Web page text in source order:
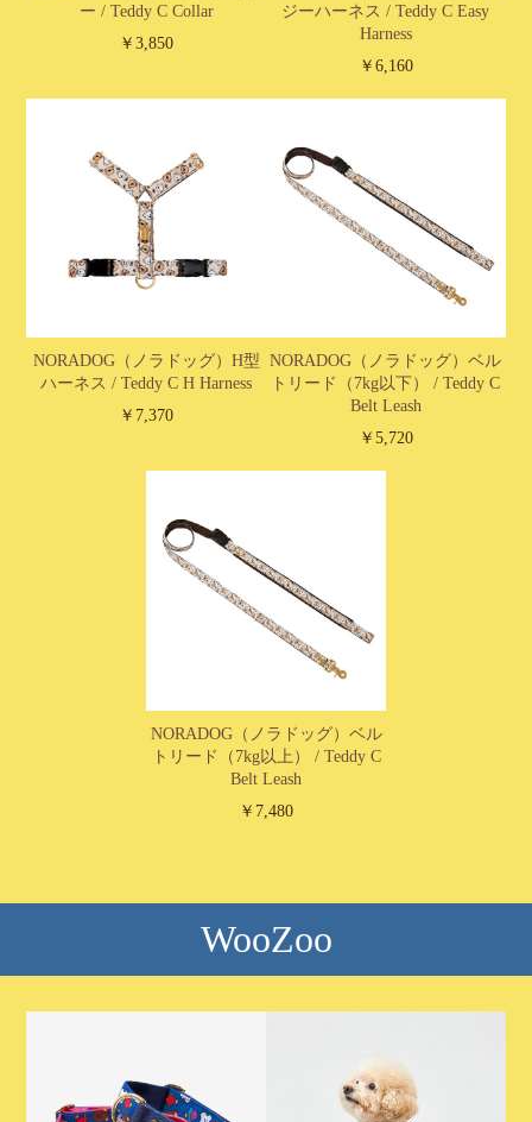
ー / Teddy C Collar
￥3,850
ジーハーネス / Teddy C Easy
Harness
￥6,160
NORADOG（ノラドッグ）H型
ハーネス / Teddy C H Harness
￥7,370
NORADOG（ノラドッグ）ベル
トリード（7kg以下） / Teddy C
Belt Leash
￥5,720
NORADOG（ノラドッグ）ベル
トリード（7kg以上） / Teddy C
Belt Leash
￥7,480
WooZoo